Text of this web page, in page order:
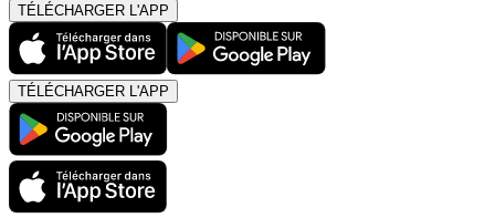
TÉLÉCHARGER L'APP
TÉLÉCHARGER L'APP